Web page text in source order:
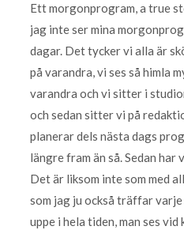
Ett morgonprogram, a true
jag inte ser mina
dagar. Det tycker vi alla är
på varandra, vi ses så himla
varandra och vi sitter i
och sedan sitter vi på
planerar dels nästa dags
längre fram än så. Sedan har
Det är liksom inte som med
som jag ju också träffar varje
uppe i hela tiden, man ses